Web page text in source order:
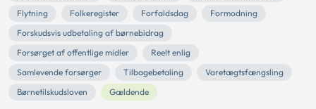
Flytning
Folkeregister Forfaldsdag
Formodning
Forskudsvis udbetaling af børnebidrag
Forsørget af offentlige midler
Reelt enlig
Samlevende forsørger
Tilbagebetaling
Varetægtsfængsling
Børnetilskudsloven
Gældende